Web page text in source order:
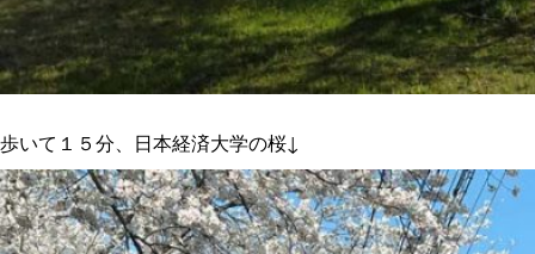
歩いて１５分、日本経済大学の桜↓